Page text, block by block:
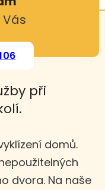
při
domů.
dvora. Na naše